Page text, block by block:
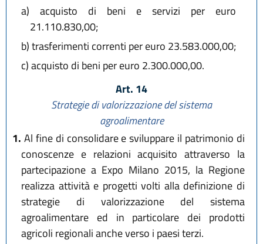
a) acquisto di beni e servizi per euro
21.110.830,00;
b)trasferimenti correnti per euro 23.583.000,00;
c)acquisto di beni per euro 2.300.000,00.
Art. 14
Strategie di valorizzazione del sistema
agroalimentare
1. Al fine di consolidare e sviluppare il patrimonio di
conoscenze e relazioni acquisito attraverso la
partecipazione a Expo Milano 2015, la Regione
realizza attività e progetti volti alla definizione di
strategie di valorizzazione del sistema
agroalimentare ed in particolare dei prodotti
agricoli regionali anche verso i paesi terzi.